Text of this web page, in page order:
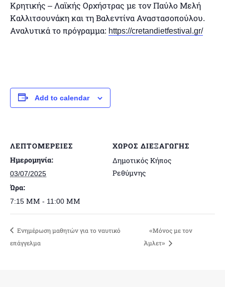
Κρητικής – Λαϊκής Ορχήστρας με τον Παύλο Μελή
Καλλιτσουνάκη και τη Βαλεντίνα Αναστασοπούλου.
Αναλυτικά το πρόγραμμα: https://cretandietfestival.gr/
Add to calendar
ΛΕΠΤΟΜΈΡΕΙΕΣ
Ημερομηνία:
03/07/2025
Ώρα:
7:15 ΜΜ - 11:00 ΜΜ
ΧΏΡΟΣ ΔΙΕΞΑΓΩΓΉΣ
Δημοτικός Κήπος
Ρεθύμνης
Ενημέρωση μαθητών για το ναυτικό
επάγγελμα
«Μόνος με τον
Άμλετ»